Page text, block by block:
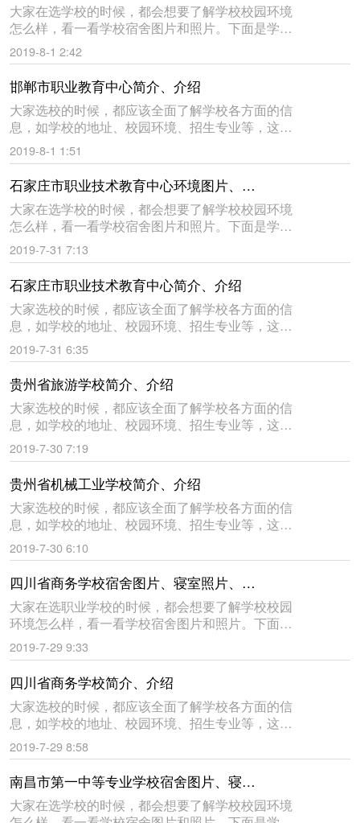
大家在选学校的时候，都会想要了解学校校园环境
怎么样，看一看学校宿舍图片和照片。下面是学来
帮教育网给大家收集的邯郸市职业教育中心宿舍环
境图片，仅供大家参考。祝同学们都能选到自己满
意的学校。邯郸市职业教育
2019-8-1 2:42
邯郸市职业教育中心简介、介绍
大家选校的时候，都应该全面了解学校各方面的信
息，如学校的地址、校园环境、招生专业等，这样
才能知道学校怎么样，到底好不好。下面是学来帮
教育网给大家收集的邯郸市职业教育中心的简介与
介绍，仅供大家参考。邯郸
2019-8-1 1:51
石家庄市职业技术教育中心环境图片、校园环境
大家在选学校的时候，都会想要了解学校校园环境
怎么样，看一看学校宿舍图片和照片。下面是学来
帮教育网给大家收集的石家庄市职业技术教育中心
环境图片，仅供大家参考。祝同学们都能选到自己
满意的学校。石家庄市职业
2019-7-31 7:13
石家庄市职业技术教育中心简介、介绍
大家选校的时候，都应该全面了解学校各方面的信
息，如学校的地址、校园环境、招生专业等，这样
才能知道学校怎么样，到底好不好。下面是学来帮
教育网给大家收集的石家庄市职业技术教育中心的
简介与介绍，仅供大家参考
2019-7-31 6:35
贵州省旅游学校简介、介绍
大家选校的时候，都应该全面了解学校各方面的信
息，如学校的地址、校园环境、招生专业等，这样
才能知道学校怎么样，到底好不好。下面是学来帮
教育网给大家收集的贵州省旅游学校的简介与介
绍，仅供大家参考。贵州省旅
2019-7-30 7:19
贵州省机械工业学校简介、介绍
大家选校的时候，都应该全面了解学校各方面的信
息，如学校的地址、校园环境、招生专业等，这样
才能知道学校怎么样，到底好不好。下面是学来帮
教育网给大家收集的贵州省机械工业学校的简介与
介绍，仅供大家参考。贵州
2019-7-30 6:10
四川省商务学校宿舍图片、寝室照片、校园环境
大家在选职业学校的时候，都会想要了解学校校园
环境怎么样，看一看学校宿舍图片和照片。下面是
学来帮教育网给大家收集的四川省商务学校宿舍环
境图片，仅供大家参考。祝同学们都能选到自己满
意的学校。四川省商务学校
2019-7-29 9:33
四川省商务学校简介、介绍
大家选校的时候，都应该全面了解学校各方面的信
息，如学校的地址、校园环境、招生专业等，这样
才能知道学校怎么样，到底好不好。下面是学来帮
教育网给大家收集的四川省商务学校的简介与介
绍，仅供大家参考。四川省商
2019-7-29 8:58
南昌市第一中等专业学校宿舍图片、寝室照片、校园环境
大家在选学校的时候，都会想要了解学校校园环境